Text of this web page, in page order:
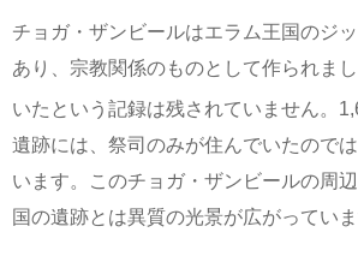
チョガ・ザンビールはエラム王国のジ
あり、宗教関係のものとして作られま
いたという記録は残されていません。
遺跡には、祭司のみが住んでいたので
います。このチョガ・ザンビールの周
国の遺跡とは異質の光景が広がっていま